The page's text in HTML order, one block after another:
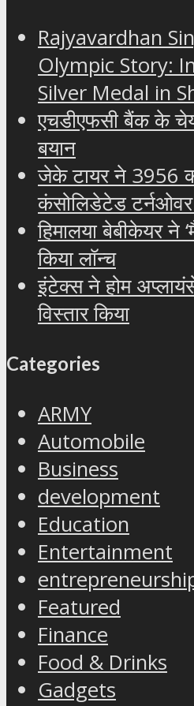
Rajyavardhan
Olympic Story:
Silver Medal in
एचडीएफसी बैंक के
बयान
जेके टायर ने 3956
कंसोलिडेटेड टर्नओवर
हिमालया बेबीकेयर ने
किया लॉन्च
इंटेक्स ने होम
विस्तार किया
Categories
ARMY
Automobile
Business
development
Education
Entertainment
Featured
Finance
Food & Drinks
Gadgets